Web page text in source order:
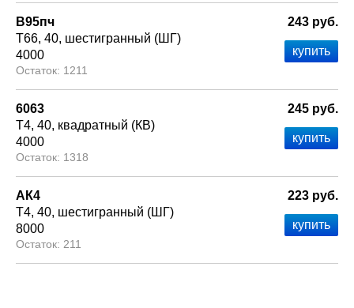
В95пч
Т66 40 шестигранный (ШГ)
4000
1211
243 руб.
6063
Т4 40 квадратный (КВ)
4000
1318
245 руб.
АК4
Т4 40 шестигранный (ШГ)
8000
211
223 руб.